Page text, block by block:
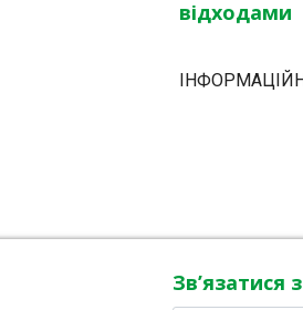
відходами
Зв’язатися